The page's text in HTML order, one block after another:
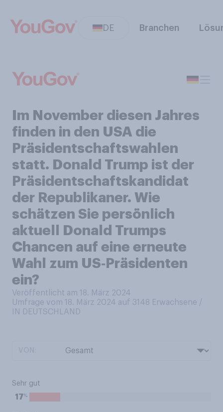
DE Branchen
Im November diesen Jahres
finden in den USA die
Präsidentschaftswahlen
statt. Donald Trump ist der
Präsidentschaftskandidat
der Republikaner. Wie
schätzen Sie persönlich
aktuell Donald Trumps
Chancen auf eine erneute
Wahl zum US‑Präsidenten
ein?
Veröffentlicht am 18. März 2024
Umfrage vom 18. März 2024 auf 3148 Erwachsene /
IN DEUTSCHLAND
Sehr gut
17%